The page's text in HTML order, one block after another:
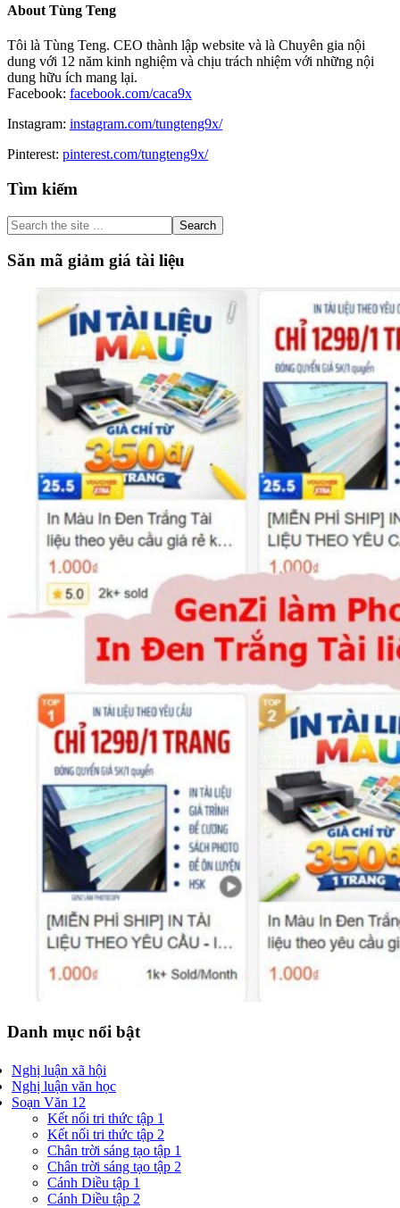
About Tùng Teng
Tôi là Tùng Teng. CEO thành lập website và là Chuyên gia nội
dung với 12 năm kinh nghiệm và chịu trách nhiệm với những nội
dung hữu ích mang lại.
Facebook: facebook.com/caca9x
Instagram: instagram.com/tungteng9x/
Pinterest: pinterest.com/tungteng9x/
Primary
Sidebar
Tìm kiếm
Search
the
site
...
Săn mã giảm giá tài liệu
Danh mục nổi bật
Nghị luận xã hội
Nghị luận văn học
Soạn Văn 12
Kết nối tri thức tập 1
Kết nối tri thức tập 2
Chân trời sáng tạo tập 1
Chân trời sáng tạo tập 2
Cánh Diều tập 1
Cánh Diều tập 2